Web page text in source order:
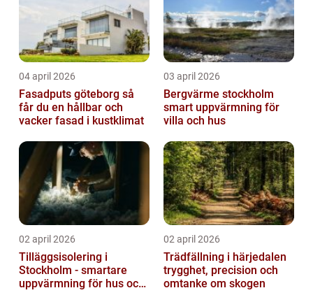
04 april 2026
Fasadputs göteborg så
får du en hållbar och
vacker fasad i kustklimat
03 april 2026
Bergvärme stockholm
smart uppvärmning för
villa och hus
02 april 2026
Tilläggsisolering i
Stockholm - smartare
uppvärmning för hus och
02 april 2026
Trädfällning i härjedalen
trygghet, precision och
omtanke om skogen